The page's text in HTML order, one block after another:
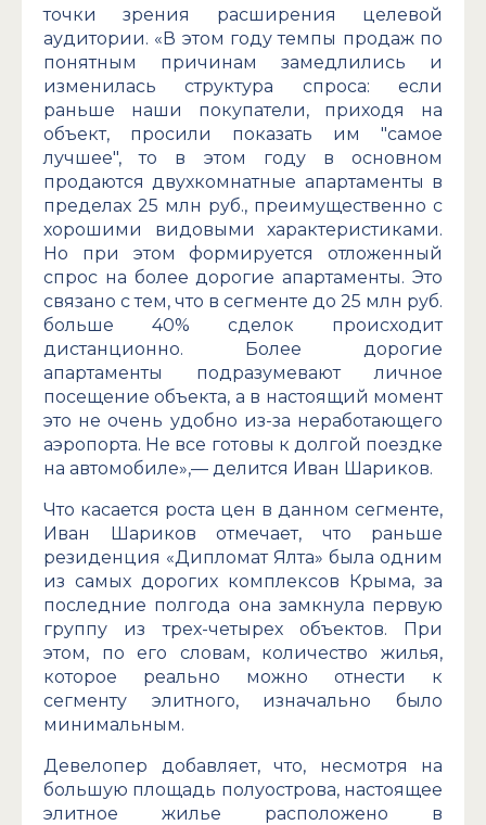
точки зрения расширения целевой
аудитории. «В этом году темпы продаж по
понятным причинам замедлились и
изменилась структура спроса: если
раньше наши покупатели, приходя на
объект, просили показать им "самое
лучшее", то в этом году в основном
продаются двухкомнатные апартаменты в
пределах 25 млн руб., преимущественно с
хорошими видовыми характеристиками.
Но при этом формируется отложенный
спрос на более дорогие апартаменты. Это
связано с тем, что в сегменте до 25 млн руб.
больше 40% сделок происходит
дистанционно. Более дорогие
апартаменты подразумевают личное
посещение объекта, а в настоящий момент
это не очень удобно из-за неработающего
аэропорта. Не все готовы к долгой поездке
на автомобиле»,— делится Иван Шариков.
Что касается роста цен в данном сегменте,
Иван Шариков отмечает, что раньше
резиденция «Дипломат Ялта» была одним
из самых дорогих комплексов Крыма, за
последние полгода она замкнула первую
группу из трех-четырех объектов. При
этом, по его словам, количество жилья,
которое реально можно отнести к
сегменту элитного, изначально было
минимальным.
Девелопер добавляет, что, несмотря на
большую площадь полуострова, настоящее
элитное жилье расположено в